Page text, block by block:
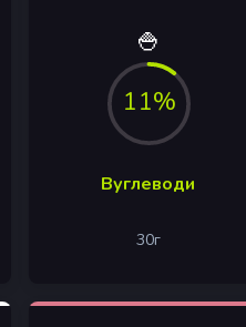
🍚
11%
Вуглеводи
30г